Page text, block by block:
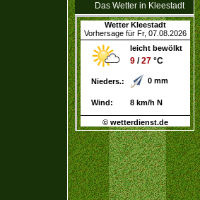
Das Wetter in Kleestadt
Wetter Kleestadt
Vorhersage für Fr, 07.08.2026
leicht bewölkt
9 /27 °C
Nieders.: 0 mm
Wind: 8 km/h N
© wetterdienst.de